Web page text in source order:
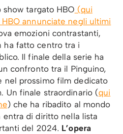
targato HBO (qui
annunciate negli ultimi
emozioni contrastanti,
ha fatto centro tra i
Il finale della serie ha
confronto tra il Pinguino,
nel prossimo film dedicato
Un finale straordinario (qui
) che ha ribadito al mondo
entra di diritto nella lista
del 2024. L’opera